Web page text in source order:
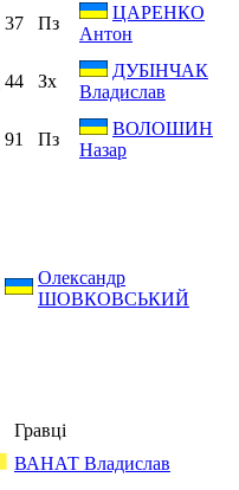
37 Пз
ЦАРЕНКО
Антон
44 Зх
ДУБІНЧАК
Владислав
91 Пз
ВОЛОШИН
Назар
Олександр
ШОВКОВСЬКИЙ
Гравці
ВАНАТ Владислав